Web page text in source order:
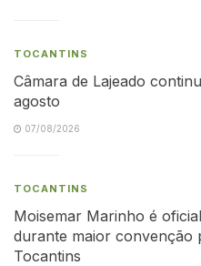
TOCANTINS
Câmara de Lajeado
agosto
07/08/2026
TOCANTINS
Moisemar Marinho é
durante maior convenção
Tocantins